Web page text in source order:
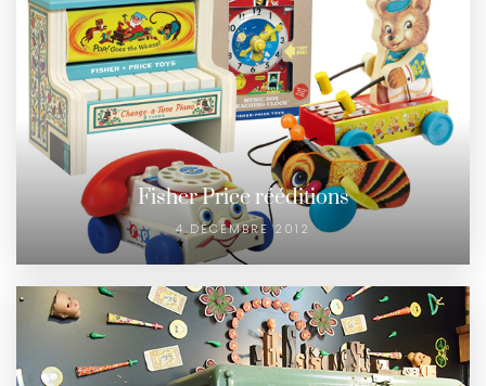
Fisher Price rééditions
4 DÉCEMBRE 2012